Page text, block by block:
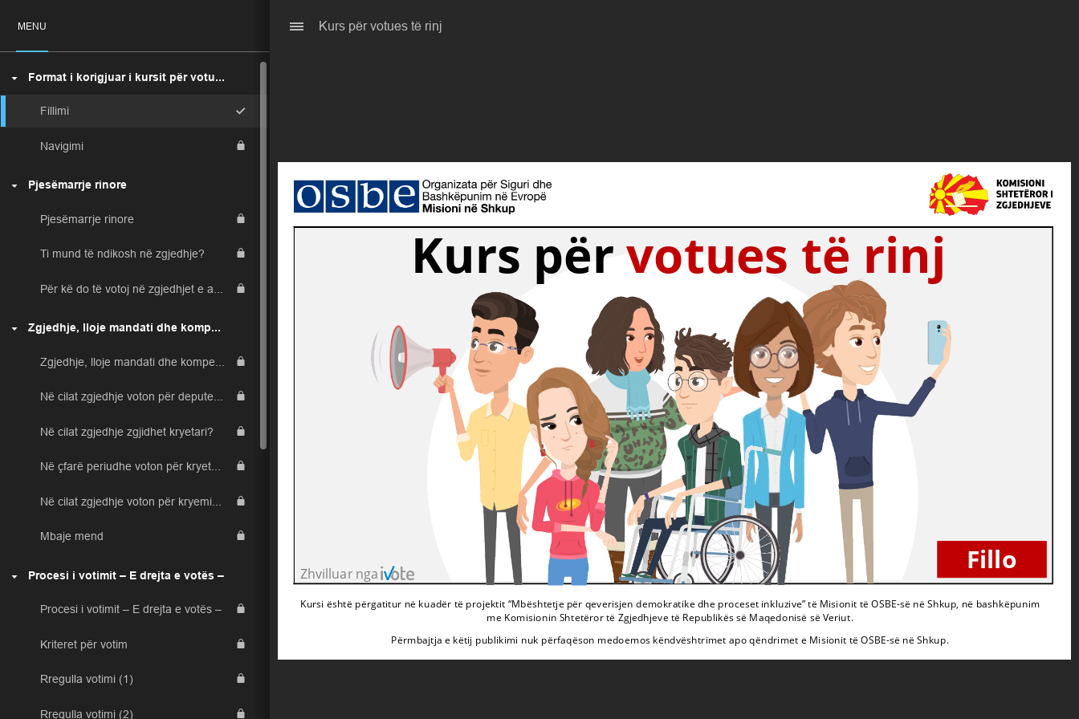
Kurs për votues të rinj
Zhvilluar nga
Kursi është përgatitur në kuadër të projektit “Mbështetje për qeverisjen demokratike dhe proceset inkluzive” të Misionit të OSBE-së në Shkup, në bashkëpunim me
Komisionin Shtetëror të Zgjedhjeve të Republikës së Maqedonisë së Veriut.
Përmbajtja e këtij publikimi nuk përfaqëson medoemos këndvështrimet apo qëndrimet e Misionit të OSBE-së në Shkup.
Kursi është përgatitur në kuadër të projektit “Mbështetje për qeverisjen demokratike dhe proceset inkluzive” të Misionit të OSBE-së në Shkup, në bashkëpunim
me Komisionin Shtetëror të Zgjedhjeve të Republikës së Maqedonisë së Veriut.
Përmbajtja e këtij publikimi nuk përaqëson medoemos këndvështrimet apo qëndrimet e Misionit të OSBE-së në Shkup.
Kurs për votues të rinj
Zhvilluar nga Fillo
MENU
Format i korigjuar i kursit për votues të rinj
Fillimi
Navigimi
Pjesëmarrje rinore
Pjesëmarrje rinore
Ti mund të ndikosh në zgjedhje?
Zgjedhje, lloje mandati dhe kompetenca
Në cilat zgjedhje voton për deputetë?
Në cilat zgjedhje zgjidhet kryetari?
Në çfarë periudhe voton për kryetar/e komune? (zgjidh një nga përgjigjet e ofruara)
Mbaje mend
Procesi i votimit – E drejta e votës –
Procesi i votimit – E drejta e votës –
Kriteret për votim
Rregulla votimi (1)
Rregulla votimi (2)
Kurs për votues të rinj